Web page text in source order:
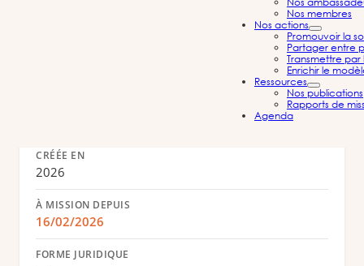
Nos membres
Nos actions
Promouvoir la
Partager entre
Transmettre
Enrichir le
Ressources
Nos publications
Rapports de
Agenda
CRÉÉE EN
2026
À MISSION DEPUIS
16/02/2026
FORME JURIDIQUE